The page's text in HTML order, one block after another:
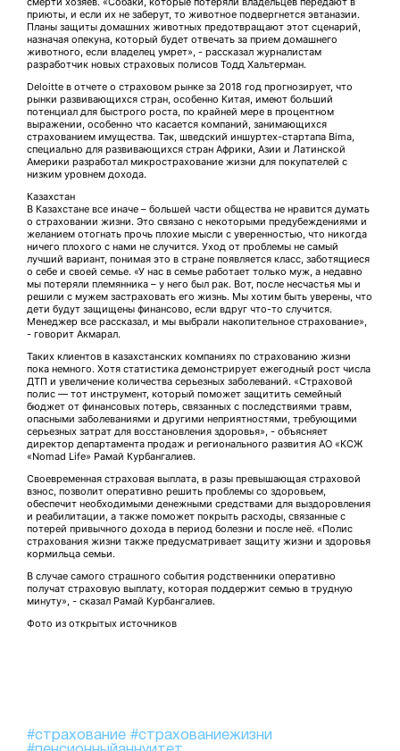
приюты, и если их не заберут, то животное подвергнется эвтаназии.
Планы защиты домашних животных предотвращают этот сценарий,
назначая опекуна, который будет отвечать за прием домашнего
животного, если владелец умрет», - рассказал журналистам
разработчик новых страховых полисов Тодд Хальтерман.
Deloitte в отчете о страховом рынке за 2018 год прогнозирует, что
рынки развивающихся стран, особенно Китая, имеют больший
потенциал для быстрого роста, по крайней мере в процентном
выражении, особенно что касается компаний, занимающихся
страхованием имущества. Так, шведский иншуртех-стартапа Bima,
специально для развивающихся стран Африки, Азии и Латинской
Америки разработал микрострахование жизни для покупателей с
низким уровнем дохода.
Казахстан
В Казахстане все иначе – большей части общества не нравится думать
о страховании жизни. Это связано с некоторыми предубеждениями и
желанием отогнать прочь плохие мысли с уверенностью, что никогда
ничего плохого с нами не случится. Уход от проблемы не самый
лучший вариант, понимая это в стране появляется класс, заботящиеся
о себе и своей семье. «У нас в семье работает только муж, а недавно
мы потеряли племянника – у него был рак. Вот, после несчастья мы и
решили с мужем застраховать его жизнь. Мы хотим быть уверены, что
дети будут защищены финансово, если вдруг что-то случится.
Менеджер все рассказал, и мы выбрали накопительное страхование»,
- говорит Акмарал.
Таких клиентов в казахстанских компаниях по страхованию жизни
пока немного. Хотя статистика демонстрирует ежегодный рост числа
ДТП и увеличение количества серьезных заболеваний. «Страховой
полис — тот инструмент, который поможет защитить семейный
бюджет от финансовых потерь, связанных с последствиями травм,
опасными заболеваниями и другими неприятностями, требующими
серьезных затрат для восстановления здоровья», - объясняет
директор департамента продаж и регионального развития АО «КСЖ
«Nomad Life» Рамай Курбангалиев.
Своевременная страховая выплата, в разы превышающая страховой
взнос, позволит оперативно решить проблемы со здоровьем,
обеспечит необходимыми денежными средствами для выздоровления
и реабилитации, а также поможет покрыть расходы, связанные с
потерей привычного дохода в период болезни и после неё. «Полис
страхования жизни также предусматривает защиту жизни и здоровья
кормильца семьи.
В случае самого страшного события родственники оперативно
получат страховую выплату, которая поддержит семью в трудную
минуту», - сказал Рамай Курбангалиев.
Фото из открытых источников
#страхование #страхованиежизни